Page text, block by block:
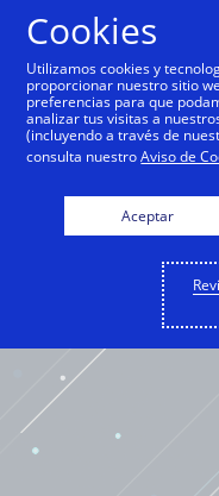
Español
Cookies
Utilizamos cookies y
proporcionar nuestro sitio
preferencias para que
analizar tus visitas a
(incluyendo a través de
consulta nuestroAviso de
Aceptar